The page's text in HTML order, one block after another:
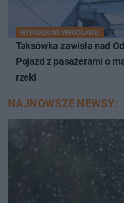
WYPADEK WE WROCŁAWIU
Taksówka zawisła nad
Pojazd z pasażerami o
rzeki
NAJNOWSZE NEWSY: